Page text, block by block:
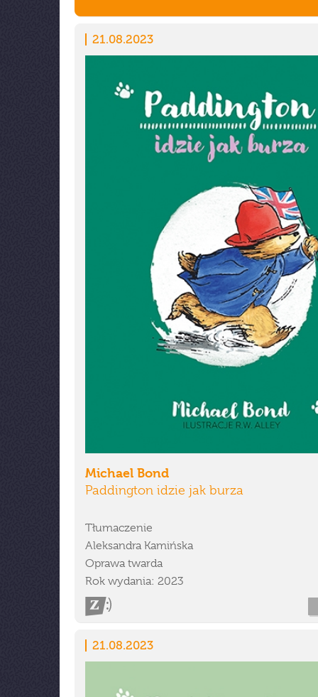
21.08.2023
Michael Bond
Paddington idzie jak burza
Tłumaczenie
Aleksandra Kamińska
Oprawa twarda
Rok wydania: 2023
21.08.2023